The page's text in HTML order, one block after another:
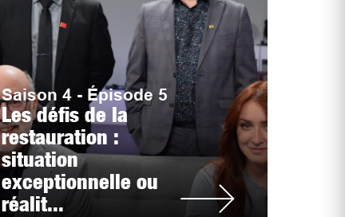
Saison 4 - Épisode 5
Les défis de la
restauration :
situation
exceptionnelle ou
réalit...